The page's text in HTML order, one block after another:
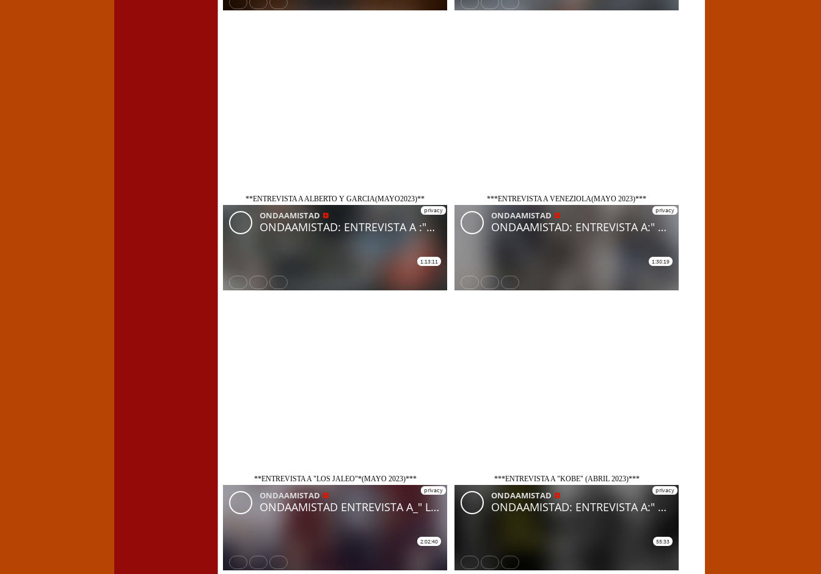
**ENTREVISTA A ALBERTO Y GARCIA(MAYO2023)** ***ENTREVISTA A VENEZIOLA(MAYO 2023)***
**ENTREVISTA A "LOS JALEO"*(MAYO 2023)*** ***ENTREVISTA A "KOBE" (ABRIL 2023)***